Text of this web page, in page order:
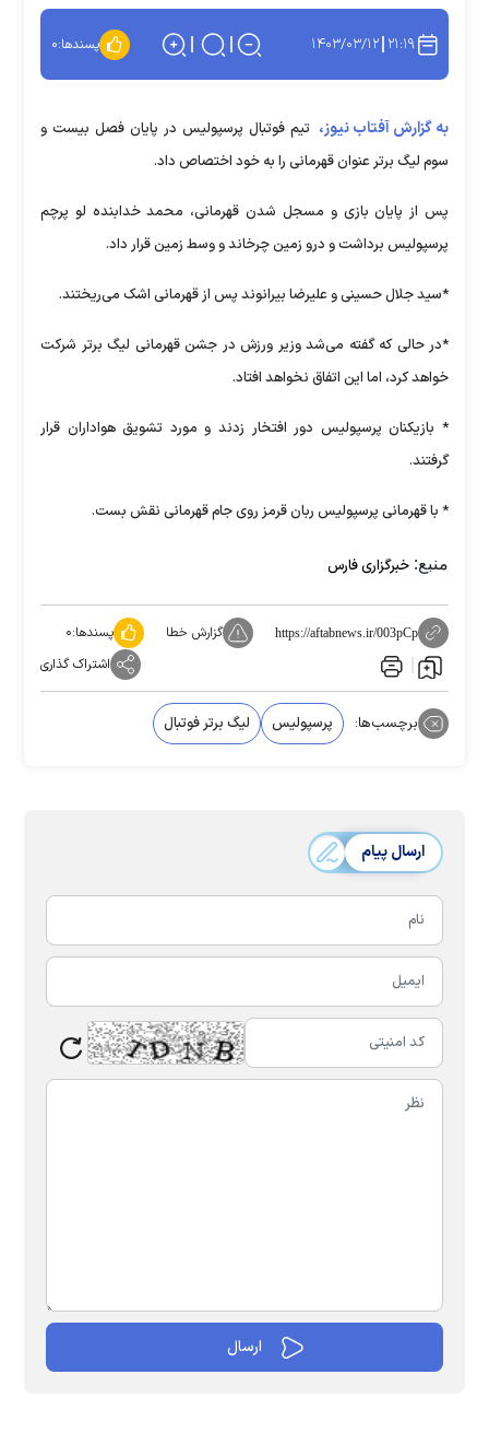
۲۱:۱۹ ۱۴۰۳/۰۳/۱۲ پسندها:۰
به گزارش آفتاب نیوز، تیم فوتبال پرسپولیس در پایان فصل بیست و
سوم لیگ برتر عنوان قهرمانی را به خود اختصاص داد.
پس از پایان بازی و مسجل شدن قهرمانی، محمد خدابنده لو پرچم
پرسپولیس برداشت و درو زمین چرخاند و وسط زمین قرار داد.
*سید جلال حسینی و علیرضا بیرانوند پس از قهرمانی اشک می‌ریختند.
*در حالی که گفته می‌شد وزیر ورزش در جشن قهرمانی لیگ برتر شرکت
خواهد کرد، اما این اتفاق نخواهد افتاد.
* بازیکنان پرسپولیس دور افتخار زدند و مورد تشویق هواداران قرار
گرفتند.
* با قهرمانی پرسپولیس ربان قرمز روی جام قهرمانی نقش بست.
منبع: خبرگزاری فارس
https://aftabnews.ir/003pCp گزارش خطا پسندها:۰
اشتراک گذاری
برچسب‌ها: پرسپولیس لیگ برتر فوتبال
ارسال پیام